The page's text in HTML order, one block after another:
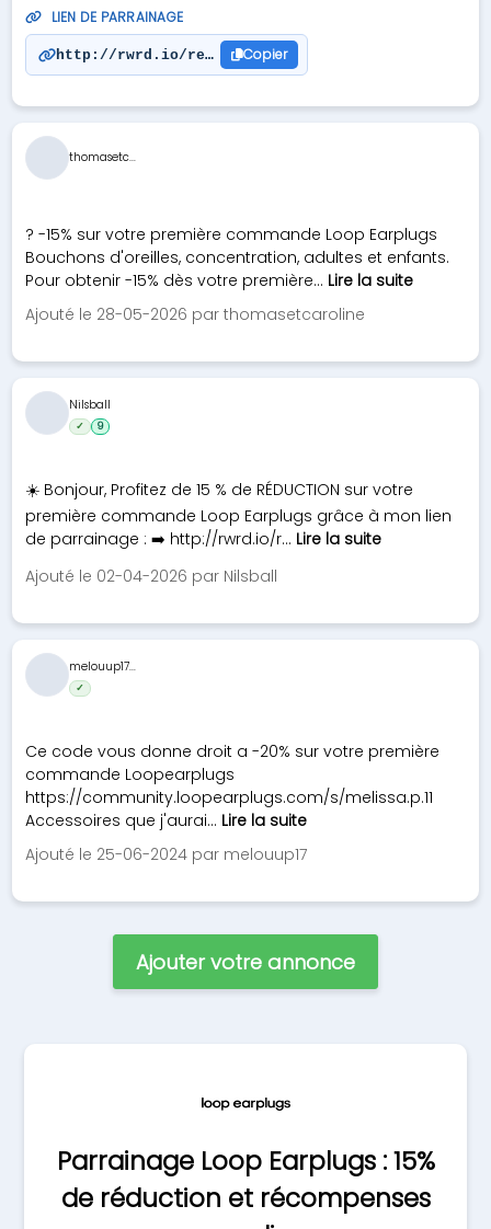
LIEN DE PARRAINAGE
http://rwrd.io/ref_GLF9Y2U?c
Copier
? -15% sur votre première commande Loop Earplugs
Bouchons d'oreilles, concentration, adultes et enfants.
Pour obtenir -15% dès votre première... Lire la suite
Ajouté le 28-05-2026 par thomasetcaroline
thomasetc...
☀️ Bonjour, Profitez de 15 % de RÉDUCTION sur votre
première commande Loop Earplugs grâce à mon lien
de parrainage : ➡️ http://rwrd.io/r... Lire la suite
Ajouté le 02-04-2026 par Nilsball
Nilsball
✓ 9
Ce code vous donne droit a -20% sur votre première
commande Loopearplugs
https://community.loopearplugs.com/s/melissa.p.11
Accessoires que j'aurai... Lire la suite
Ajouté le 25-06-2024 par melouup17
melouup17...
✓
Ajouter votre annonce
Parrainage Loop Earplugs : 15%
de réduction et récompenses